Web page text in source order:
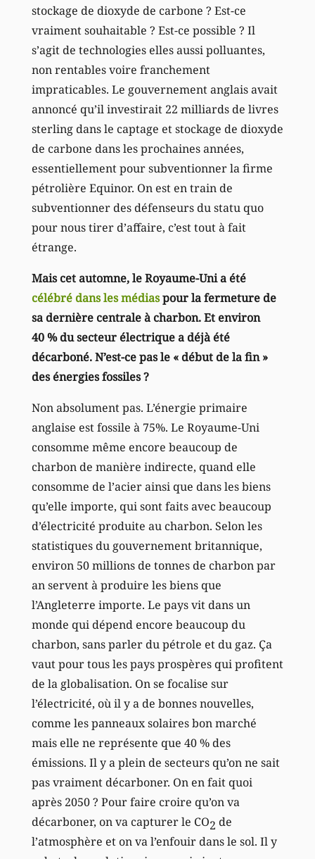
stockage de dioxyde de carbone ? Est-ce
vraiment souhaitable ? Est-ce possible ? Il
s’agit de technologies elles aussi polluantes,
non rentables voire franchement
impraticables. Le gouvernement anglais avait
annoncé qu’il investirait 22 milliards de livres
sterling dans le captage et stockage de dioxyde
de carbone dans les prochaines années,
essentiellement pour subventionner la firme
pétrolière Equinor. On est en train de
subventionner des défenseurs du statu quo
pour nous tirer d’affaire, c’est tout à fait
étrange.
Mais cet automne, le Royaume-Uni a été
célébré dans les médiaspour la fermeture de
sa dernière centrale à charbon. Et environ
40 % du secteur électrique a déjà été
décarboné. N’est-ce pas le « début de la fin »
des énergies fossiles ?
Non absolument pas. L’énergie primaire
anglaise est fossile à 75%. Le Royaume-Uni
consomme même encore beaucoup de
charbon de manière indirecte, quand elle
consomme de l’acier ainsi que dans les biens
qu’elle importe, qui sont faits avec beaucoup
d’électricité produite au charbon. Selon les
statistiques du gouvernement britannique,
environ 50 millions de tonnes de charbon par
an servent à produire les biens que
l’Angleterre importe. Le pays vit dans un
monde qui dépend encore beaucoup du
charbon, sans parler du pétrole et du gaz. Ça
vaut pour tous les pays prospères qui profitent
de la globalisation. On se focalise sur
l’électricité, où il y a de bonnes nouvelles,
comme les panneaux solaires bon marché
mais elle ne représente que 40 % des
émissions. Il y a plein de secteurs qu’on ne sait
pas vraiment décarboner. On en fait quoi
après 2050 ? Pour faire croire qu’on va
décarboner, on va capturer le CO2 de
l’atmosphère et on va l’enfouir dans le sol. Il y